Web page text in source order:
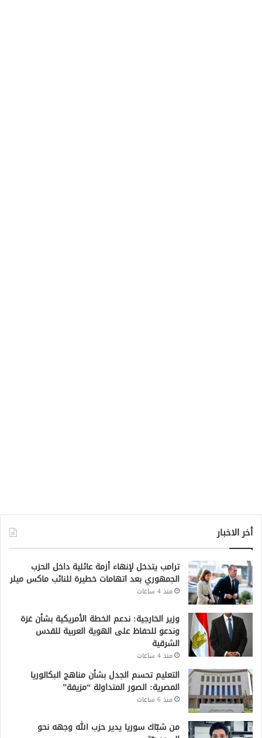
أخر الاخبار
ترامب يتدخل لإنهاء أزمة عائلية داخل الحزب
الجمهوري بعد اتهامات خطيرة للنائب ماكس ميلر
منذ 4 ساعات
وزير الخارجية: ندعم الخطة الأمريكية بشأن غزة
وندعو للحفاظ على الهوية العربية للقدس
الشرقية
منذ 4 ساعات
التعليم تحسم الجدل بشأن مناهج البكالوريا
المصرية: الصور المتداولة “مزيفة”
منذ 6 ساعات
من شبّاك سوريا يدير حزب الله وجهه نحو